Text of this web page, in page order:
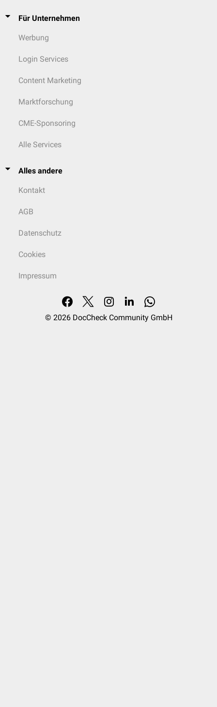
Für Unternehmen
Werbung
Login Services
Content Marketing
Marktforschung
CME-Sponsoring
Alle Services
Alles andere
Kontakt
AGB
Datenschutz
Cookies
Impressum
© 2026 DocCheck Community GmbH